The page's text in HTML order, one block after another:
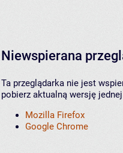
Niewspierana
Ta przeglądarka nie jest
pobierz aktualną wersję
Mozilla Firefox
Google Chrome